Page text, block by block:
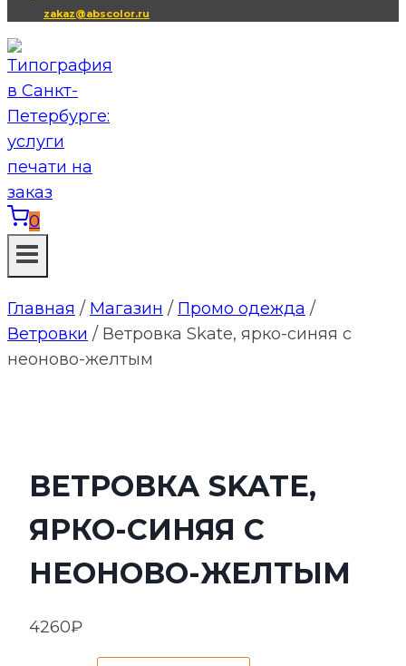
zakaz@abscolor.ru
0
Главная / Магазин / Промо одежда /
Ветровки / Ветровка Skate, ярко-синяя с
неоново-желтым
ВЕТРОВКА SKATE,
ЯРКО-СИНЯЯ С
НЕОНОВО-ЖЕЛТЫМ
4260₽